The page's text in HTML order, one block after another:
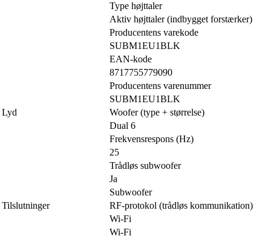
Type højttaler
Aktiv højttaler (indbygget forstærker)
Producentens varekode
SUBM1EU1BLK
EAN-kode
8717755779090
Producentens varenummer
SUBM1EU1BLK
Lyd
Woofer (type + størrelse)
Dual 6
Frekvensrespons (Hz)
25
Trådløs subwoofer
Ja
Subwoofer
Tilslutninger
RF-protokol (trådløs kommunikation)
Wi-Fi
Wi-Fi